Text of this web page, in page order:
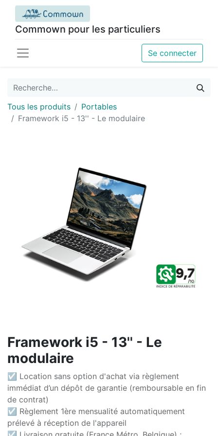
Commown pour les particuliers
Se connecter
Tous les produits
Portables
Framework i5 - 13'' - Le modulaire
Framework i5 - 13'' - Le
modulaire
☑ Location sans option d'achat via règlement
immédiat d’un dépôt de garantie (remboursable en fin
de contrat)
☑ Règlement 1ère mensualité automatiquement
prélevé à réception de l'appareil